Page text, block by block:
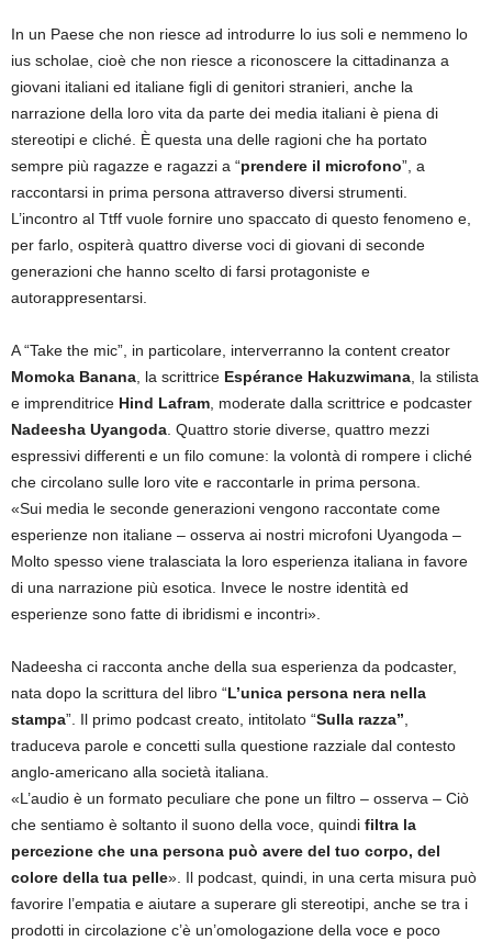
In un Paese che non riesce ad introdurre lo ius soli e nemmeno lo
ius scholae, cioè che non riesce a riconoscere la cittadinanza a
giovani italiani ed italiane figli di genitori stranieri, anche la
narrazione della loro vita da parte dei media italiani è piena di
stereotipi e cliché. È questa una delle ragioni che ha portato
sempre più ragazze e ragazzi a “prendere il microfono”, a
raccontarsi in prima persona attraverso diversi strumenti.
L’incontro al Ttff vuole fornire uno spaccato di questo fenomeno e,
per farlo, ospiterà quattro diverse voci di giovani di seconde
generazioni che hanno scelto di farsi protagoniste e
autorappresentarsi.
A “Take the mic”, in particolare, interverranno la content creator
Momoka Banana, la scrittrice Espérance Hakuzwimana, la stilista
e imprenditrice Hind Lafram, moderate dalla scrittrice e podcaster
Nadeesha Uyangoda. Quattro storie diverse, quattro mezzi
espressivi differenti e un filo comune: la volontà di rompere i cliché
che circolano sulle loro vite e raccontarle in prima persona.
«Sui media le seconde generazioni vengono raccontate come
esperienze non italiane – osserva ai nostri microfoni Uyangoda –
Molto spesso viene tralasciata la loro esperienza italiana in favore
di una narrazione più esotica. Invece le nostre identità ed
esperienze sono fatte di ibridismi e incontri».
Nadeesha ci racconta anche della sua esperienza da podcaster,
nata dopo la scrittura del libro “L’unica persona nera nella
stampa”. Il primo podcast creato, intitolato “Sulla razza”,
traduceva parole e concetti sulla questione razziale dal contesto
anglo-americano alla società italiana.
«L’audio è un formato peculiare che pone un filtro – osserva – Ciò
che sentiamo è soltanto il suono della voce, quindi filtra la
percezione che una persona può avere del tuo corpo, del
colore della tua pelle». Il podcast, quindi, in una certa misura può
favorire l’empatia e aiutare a superare gli stereotipi, anche se tra i
prodotti in circolazione c’è un’omologazione della voce e poco